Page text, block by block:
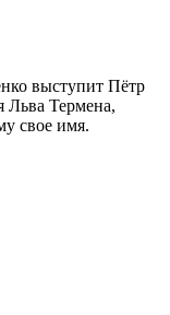
выступит Пётр
Льва Термена,
свое имя.